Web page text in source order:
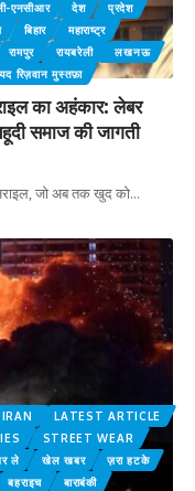
एनसीआर देश
प्रदेश
बिहार
महाराष्ट्र
रामपुर रायबरेली
लखनऊ
रिज़वान मुस्तफ़ा
का अहंकार: लेबर
समाज की जागती
जो अब तक खुद को…
IRAN
LATEST ARTICLE
STREET WEAR
ले
खेल खबर
ज़रा हटके
बहराइच
बाराबंकी